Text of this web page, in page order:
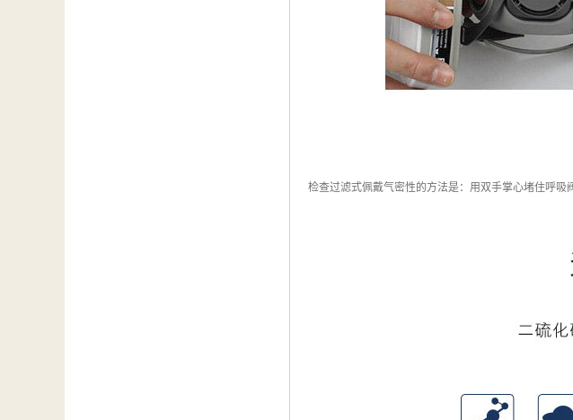
检查过滤式佩戴气密性的方法是：用双手掌心堵住呼吸